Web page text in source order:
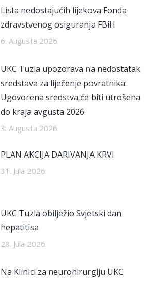
Lista nedostajućih lijekova Fonda
zdravstvenog osiguranja FBiH
6. Augusta 2026.
UKC Tuzla upozorava na nedostatak
sredstava za liječenje povratnika:
Ugovorena sredstva će biti utrošena
do kraja avgusta 2026.
3. Augusta 2026.
PLAN AKCIJA DARIVANJA KRVI
31. Jula 2026.
UKC Tuzla obilježio Svjetski dan
hepatitisa
28. Jula 2026.
Na Klinici za neurohirurgiju UKC